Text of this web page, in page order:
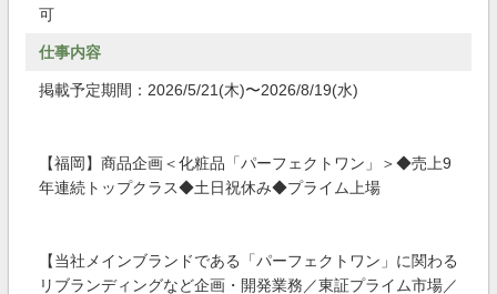
可
仕事内容
掲載予定期間：2026/5/21(木)〜2026/8/19(水)
【福岡】商品企画＜化粧品「パーフェクトワン」＞◆売上9
年連続トップクラス◆土日祝休み◆プライム上場
【当社メインブランドである「パーフェクトワン」に関わる
リブランディングなど企画・開発業務／東証プライム市場／